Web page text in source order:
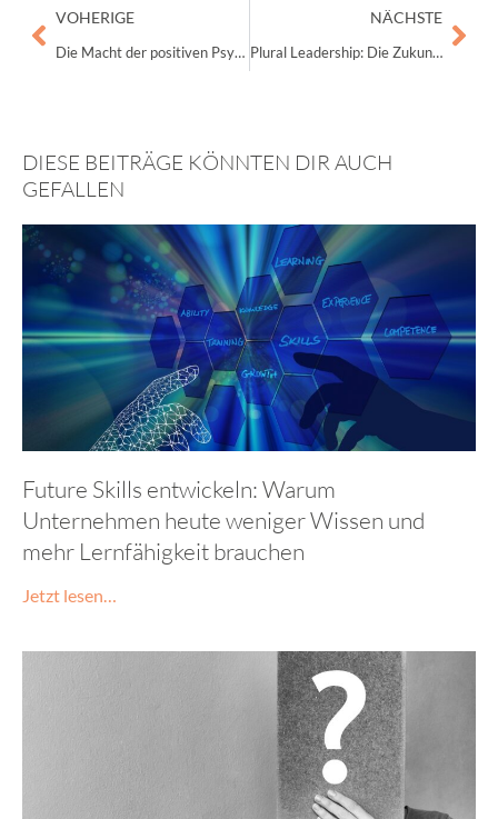
Zurück
VOHERIGE
Die Macht der positiven Psychologie: So förderst Du eine positive Unternehmenskultur
NÄCHSTE
Plural Leadership: Die Zukunft der Führung und wie sie Teams stärkt
DIESE BEITRÄGE KÖNNTEN DIR AUCH
GEFALLEN
Future Skills entwickeln: Warum
Unternehmen heute weniger Wissen und
mehr Lernfähigkeit brauchen
Jetzt lesen…